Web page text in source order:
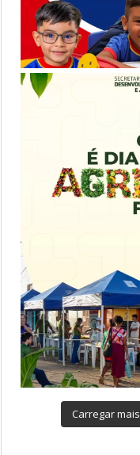
Carregar mais